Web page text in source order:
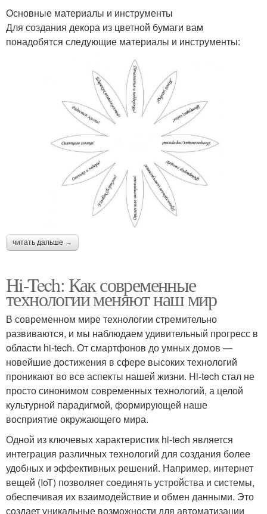
Основные материалы и инструменты
Для создания декора из цветной бумаги вам
понадобятся следующие материалы и инструменты:
читать дальше →
Hi-Tech: Как современные
технологии меняют наш мир
В современном мире технологии стремительно
развиваются, и мы наблюдаем удивительный прогресс в
области hi-tech. От смартфонов до умных домов —
новейшие достижения в сфере высоких технологий
проникают во все аспекты нашей жизни. Hi-tech стал не
просто синонимом современных технологий, а целой
культурной парадигмой, формирующей наше
восприятие окружающего мира.
Одной из ключевых характеристик hi-tech является
интеграция различных технологий для создания более
удобных и эффективных решений. Например, интернет
вещей (IoT) позволяет соединять устройства и системы,
обеспечивая их взаимодействие и обмен данными. Это
создает уникальные возможности для автоматизации